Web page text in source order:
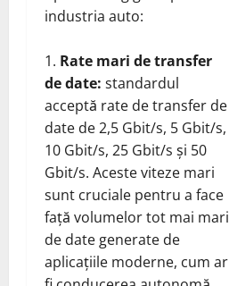
industria auto:
Rate mari de transfer
de date: standardul
acceptă rate de transfer de
date de 2,5 Gbit/s, 5 Gbit/s,
10 Gbit/s, 25 Gbit/s și 50
Gbit/s. Aceste viteze mari
sunt cruciale pentru a face
față volumelor tot mai mari
de date generate de
aplicațiile moderne, cum ar